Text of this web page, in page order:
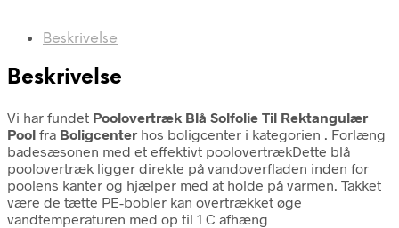
Beskrivelse
Beskrivelse
Vi har fundet Poolovertræk Blå Solfolie Til Rektangulær
Pool fra Boligcenter hos boligcenter i kategorien . Forlæng
badesæsonen med et effektivt poolovertrækDette blå
poolovertræk ligger direkte på vandoverfladen inden for
poolens kanter og hjælper med at holde på varmen. Takket
være de tætte PE-bobler kan overtrækket øge
vandtemperaturen med op til 1 C afhæng